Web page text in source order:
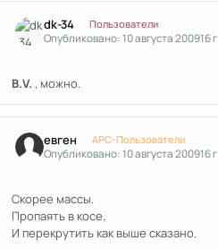
dk-34 Пользователи
Опубликовано:10 августа 200916 г
B.V. , можно.
евген APC-Пользователи
Опубликовано:10 августа 200916 г
Скорее массы.
Пропаять в косе.
И перекрутить как выше сказано.